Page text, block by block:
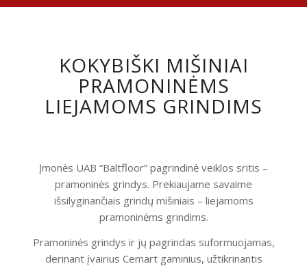
KOKYBIŠKI MIŠINIAI
PRAMONINĖMS
LIEJAMOMS GRINDIMS
Įmonės UAB “Baltfloor” pagrindinė veiklos sritis –
pramoninės grindys. Prekiaujame savaime
išsilyginančiais grindų mišiniais – liejamoms
pramoninėms grindims.
Pramoninės grindys ir jų pagrindas suformuojamas,
derinant įvairius Cemart gaminius, užtikrinantis